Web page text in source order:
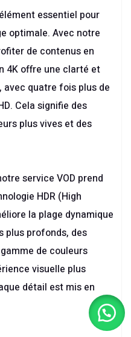
essentiel pour
optimale. Avec notre
de contenus en
4K offre une clarté et
quatre fois plus de
Cela signifie des
plus vives et des
service VOD prend
HDR (High
la plage dynamique
plus profonds, des
de couleurs
visuelle plus
détail est mis en